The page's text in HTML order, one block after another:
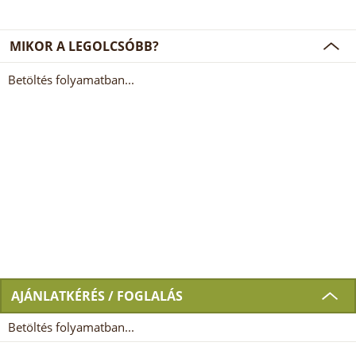
MIKOR A LEGOLCSÓBB?
Betöltés folyamatban...
AJÁNLATKÉRÉS / FOGLALÁS
Betöltés folyamatban...